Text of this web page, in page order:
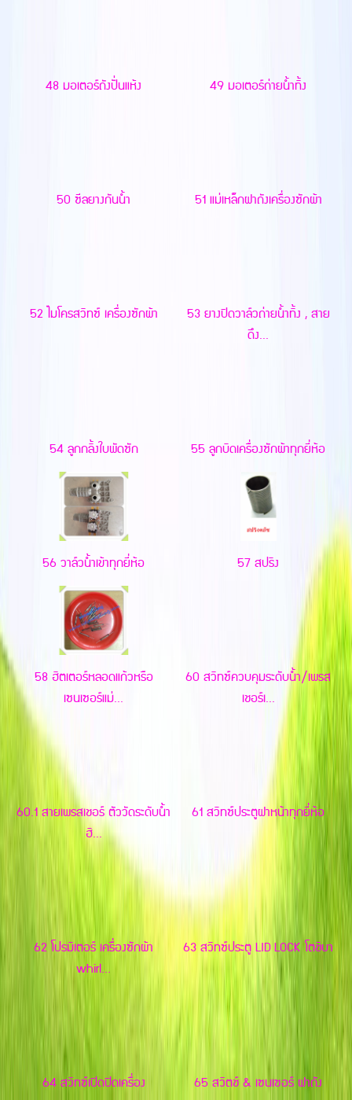
48 มอเตอร์ถังปั่นแห้ง 49 มอเตอร์ถ่ายน้ำทิ้ง
50 ซีลยางกันน้ำ 51 แม่เหล็กฝาถังเครื่องซักผ้า
52 ไมโครสวิทซ์ เครื่องซักผ้า
53 ยางปิดวาล์วถ่ายน้ำทิ้ง , สาย
ดึง...
54 ลูกกลิ้งใบพัดซัก 55 ลูกบิดเครื่องซักผ้าทุกยี่ห้อ
56 วาล์วน้ำเข้าทุกยี่ห้อ 57 สปริง
58 ฮิตเตอร์หลอดแก้วหรือ
เซนเซอร์แม่...
60 สวิทซ์ควบคุมระดับน้ำ/เพรส
เชอร์เ...
60.1 สายเพรสเชอร์ ตัววัดระดับน้ำ
ฮิ...
61 สวิทซ์ประตูฝาหน้าทุกยี่ห้อ
62 โปรมิเตอร์ เครื่องซักผ้า
whirl...
63 สวิทซ์ประตู LID LOCK โตชิบา
64 สวิทซ์เปิดปิดเครื่อง 65 สวิตช์ & เซนเซอร์ ฝาถัง